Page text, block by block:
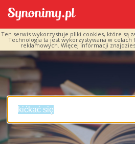
Ten serwis wykorzystuje pliki cookies, które są
Technologia ta jest wykorzystywana w
reklamowych. Więcej informacji